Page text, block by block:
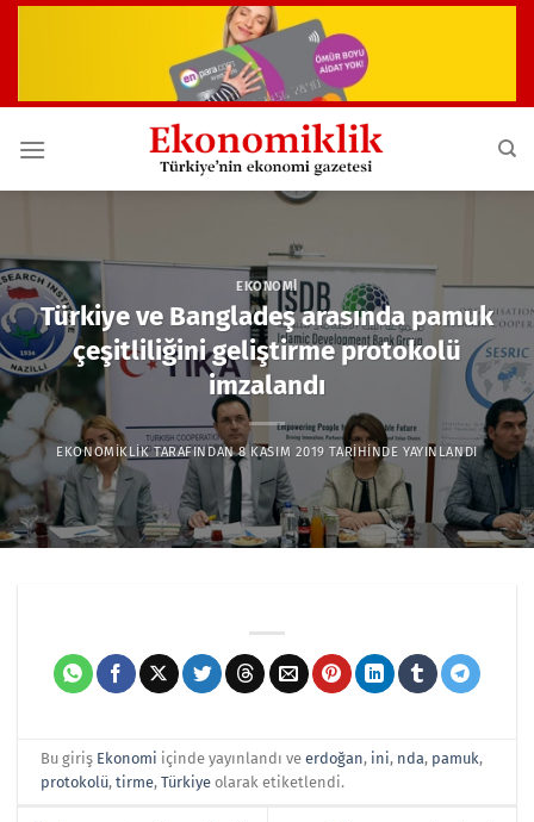
EKONOMI
Türkiye ve Bangladeş arasında pamuk
çeşitliliğini geliştirme protokolü
imzalandı
EKONOMIKLIKTARAFINDAN 8 KASIM 2019 TARIHINDE YAYINLANDI
Bu giriş Ekonomi içinde yayınlandı veerdoğan, ini, nda, pamuk,
protokolü,tirme,Türkiye olarak etiketlendi.